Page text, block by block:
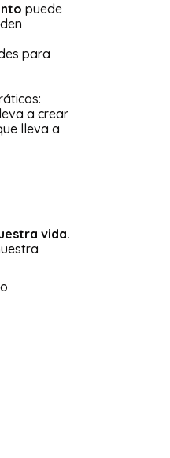
puede
para
a crear
lleva a
vida.